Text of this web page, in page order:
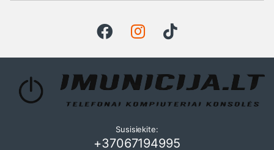
Susisiekite:
+37067194995